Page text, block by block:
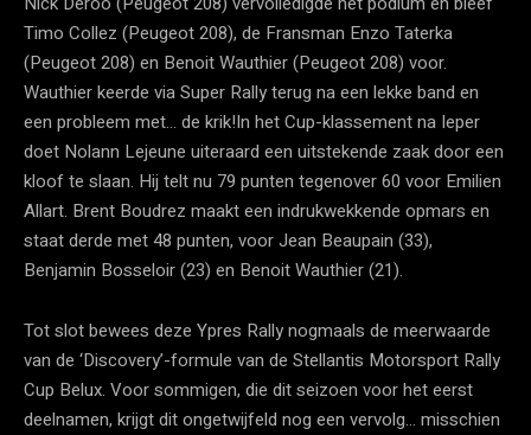
Timo Collez (Peugeot 208), de Fransman Enzo Taterka
(Peugeot 208) en Benoit Wauthier (Peugeot 208) voor.
Wauthier keerde via Super Rally terug na een lekke band en
een probleem met… de krik!In het Cup-klassement na Ieper
doet Nolann Lejeune uiteraard een uitstekende zaak door een
kloof te slaan. Hij telt nu 79 punten tegenover 60 voor Emilien
Allart. Brent Boudrez maakt een indrukwekkende opmars en
staat derde met 48 punten, voor Jean Beaupain (33),
Benjamin Bosseloir (23) en Benoit Wauthier (21).
Tot slot bewees deze Ypres Rally nogmaals de meerwaarde
van de ‘Discovery’-formule van de Stellantis Motorsport Rally
Cup Belux. Voor sommigen, die dit seizoen voor het eerst
deelnamen, krijgt dit ongetwijfeld nog een vervolg… misschien